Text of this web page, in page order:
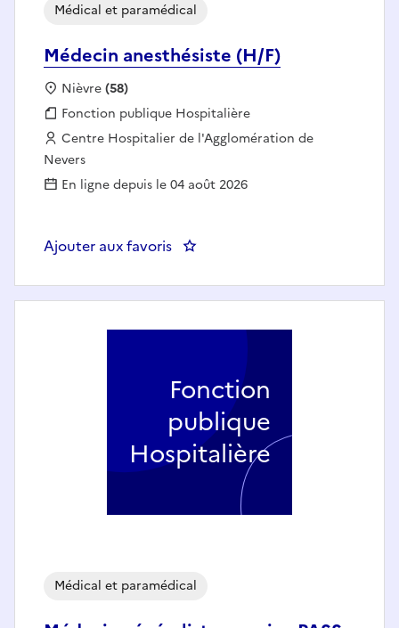
Médecin anesthésiste (H/F)
Médical et paramédical
Localisation :
Nièvre(58)
Fonction publique :
Fonction publique Hospitalière
Employeur :
Centre Hospitalier de l'Agglomération de
Nevers
En ligne depuis le 04 août 2026
Ajouter aux favoris : Médecin anesthésiste (H/F)
Médical et paramédical
Fonction
publique
Hospitalière